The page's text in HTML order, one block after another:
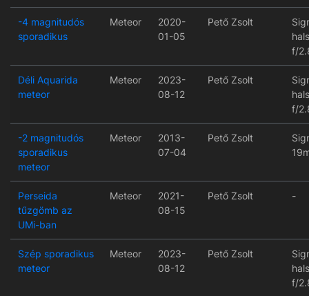
-4 magnitudós
sporadikus
Meteor
2020-
01-05
Pető Zsolt
f/
Déli Aquarida
meteor
Meteor
2023-
08-12
Pető Zsolt
f/
-2 magnitudós
sporadikus
meteor
Meteor
2013-
07-04
Pető Zsolt
Perseida
tűzgömb az
UMi-ban
Meteor
2021-
08-15
Pető Zsolt -
Szép sporadikus
meteor
Meteor
2023-
08-12
Pető Zsolt
f/